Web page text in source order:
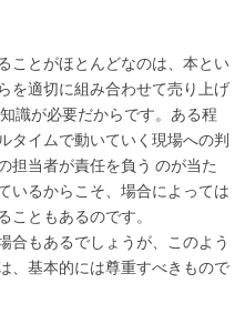
ことがほとんどなのは、本とい
を適切に組み合わせて売り上げ
識が必要だからです。ある程
タイムで動いていく現場への判
担当者が責任を負う のが当た
いるからこそ、場合によっては
こともあるのです。
合もあるでしょうが、このよう
、基本的には尊重すべきもので